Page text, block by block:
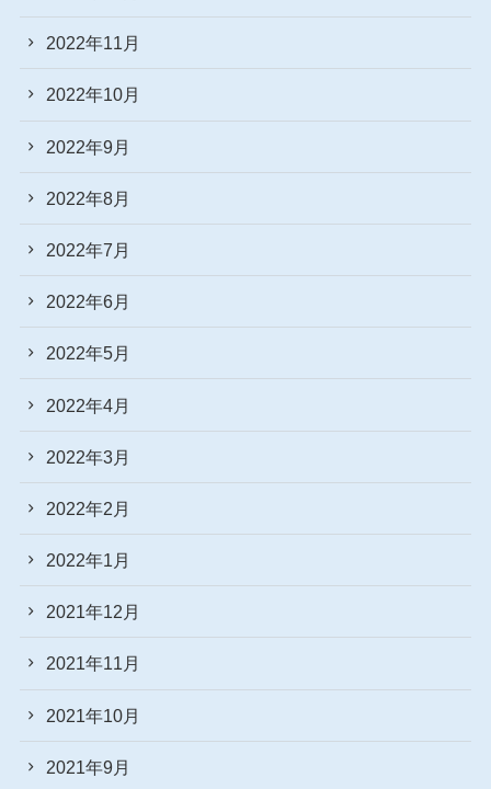
2022年11月
2022年10月
2022年9月
2022年8月
2022年7月
2022年6月
2022年5月
2022年4月
2022年3月
2022年2月
2022年1月
2021年12月
2021年11月
2021年10月
2021年9月